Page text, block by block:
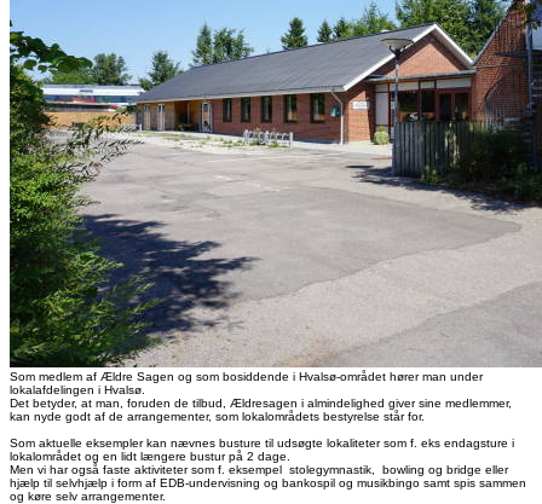
Som medlem af Ældre Sagen og som bosiddende i Hvalsø-området hører man under
lokalafdelingen i Hvalsø.
Det betyder, at man, foruden de tilbud, Ældresagen i almindelighed giver sine medlemmer,
kan nyde godt af de arrangementer, som lokalområdets bestyrelse står for.
Som aktuelle eksempler kan nævnes busture til udsøgte lokaliteter som f. eks endagsture i
lokalområdet og en lidt længere bustur på 2 dage.
Men vi har også faste aktiviteter som f. eksempel stolegymnastik, bowling og bridge eller
hjælp til selvhjælp i form af EDB-undervisning og bankospil og musikbingo samt spis sammen
og køre selv arrangementer.